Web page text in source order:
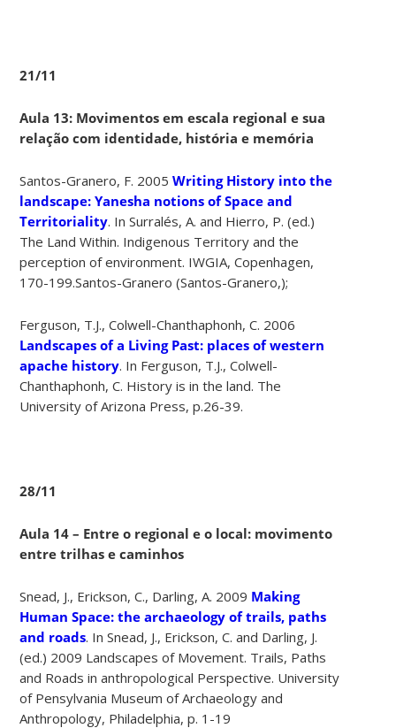
21/11
Aula 13: Movimentos em escala regional e sua
relação com identidade, história e memória
Santos-Granero, F. 2005Writing History into the
landscape: Yanesha notions of Space and
Territoriality. In Surralés, A. and Hierro, P. (ed.)
The Land Within. Indigenous Territory and the
perception of environment. IWGIA, Copenhagen,
170-199.Santos-Granero (Santos-Granero,);
Ferguson, T.J., Colwell-Chanthaphonh, C. 2006
Landscapes of a Living Past: places of western
apache history. In Ferguson, T.J., Colwell-
Chanthaphonh, C. History is in the land. The
University of Arizona Press, p.26-39.
28/11
Aula 14 – Entre o regional e o local: movimento
entre trilhas e caminhos
Snead, J., Erickson, C., Darling, A. 2009 Making
Human Space: the archaeology of trails, paths
and roads. In Snead, J., Erickson, C. and Darling, J.
(ed.) 2009 Landscapes of Movement. Trails, Paths
and Roads in anthropological Perspective. University
of Pensylvania Museum of Archaeology and
Anthropology, Philadelphia, p. 1-19